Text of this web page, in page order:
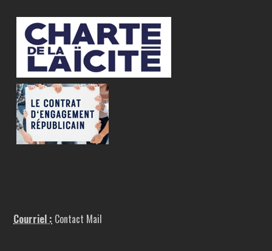
Courriel : Contact Mail